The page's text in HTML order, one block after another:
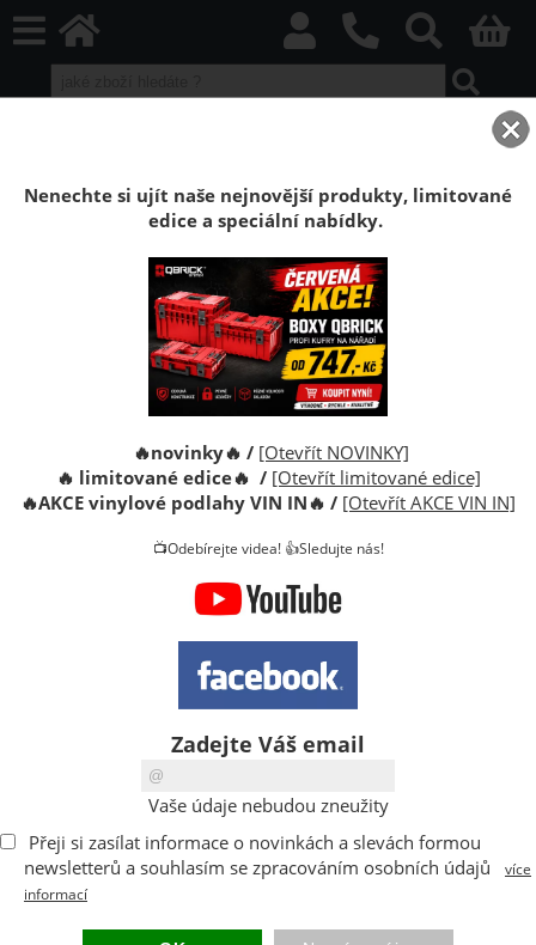
Spona na palubky, obklady 2,5 mm
Montážní sponky na paluby, obklady 2,5
mm
Speciální sponky určené ke kotvení palubek k
podkladu a také ke kotvení LDF, MDF panelů a
PVC.Příchytky velikosti C 2,5 mm. Úchytky na montáž
stěnových panelů
Kód:
C-2,5MM
Výrobce:
Ivpeko
Cena s DPH:
37 CZK
Nenechte si ujít naše nejnovější produkty, limitované
edice a speciální nabídky.
🔥novinky🔥 / [Otevřít NOVINKY]
🔥 limitované edice🔥 / [Otevřít limitované edice]
🔥AKCE vinylové podlahy VIN IN🔥 / [Otevřít AKCE VIN IN]
📺Odebírejte videa! 👍Sledujte nás!
Zadejte Váš email
Vaše údaje nebudou zneužity
Přeji si zasílat informace o novinkách a slevách formou
newsletterů a souhlasím se zpracováním osobních údajů
více
informací